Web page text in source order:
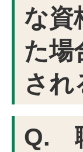
な資
た場
され
Q.